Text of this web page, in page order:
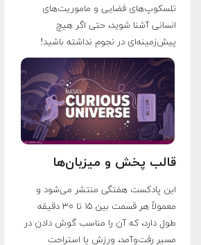
تلسکوپ‌های فضایی و ماموریت‌های
انسانی آشنا شوید، حتی اگر هیچ
پیش‌زمینه‌ای در نجوم نداشته باشید!
قالب پخش و میزبان‌ها
این پادکست هفتگی منتشر می‌شود و
معمولاً هر قسمت بین ۱۵ تا ۳۰ دقیقه
طول دارد، که آن را مناسب گوش دادن در
مسیر رفت‌و‌آمد، ورزش یا استراحت